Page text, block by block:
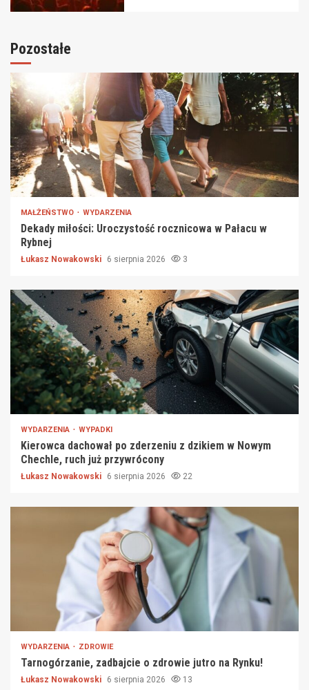
Pozostałe
MAŁŻEŃSTWO WYDARZENIA
Dekady miłości: Uroczystość rocznicowa w Pałacu w
Rybnej
Łukasz Nowakowski 6 sierpnia 2026 3
WYDARZENIA WYPADKI
Kierowca dachował po zderzeniu z dzikiem w Nowym
Chechle, ruch już przywrócony
Łukasz Nowakowski 6 sierpnia 2026 22
WYDARZENIA ZDROWIE
Tarnogórzanie, zadbajcie o zdrowie jutro na Rynku!
Łukasz Nowakowski 6 sierpnia 2026 13